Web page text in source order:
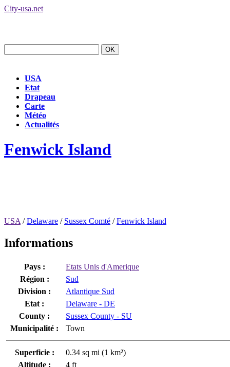
City-usa.net
USA
Etat
Drapeau
Carte
Météo
Actualités
Fenwick Island
USA /Delaware / Sussex Comté /Fenwick Island
Informations
Pays :
Etats Unis d'Amerique
Région :
Sud
Division :
Atlantique Sud
Etat :
Delaware - DE
County :
Sussex County - SU
Municipalité :
Town
Superficie :
0.34 sq mi (1 km²)
Altitude :
4 ft